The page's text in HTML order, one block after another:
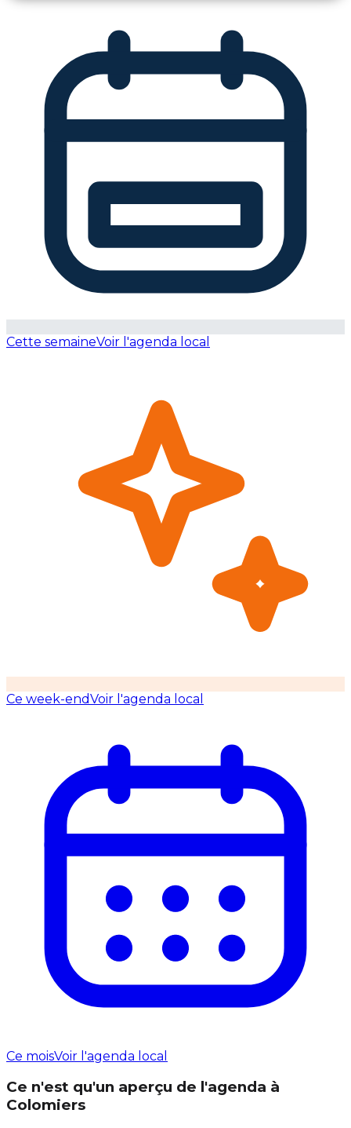
Cette semaineVoir l'agenda local
Ce week-endVoir l'agenda local
Ce moisVoir l'agenda local
Ce n'est qu'un aperçu de l'agenda à
Colomiers